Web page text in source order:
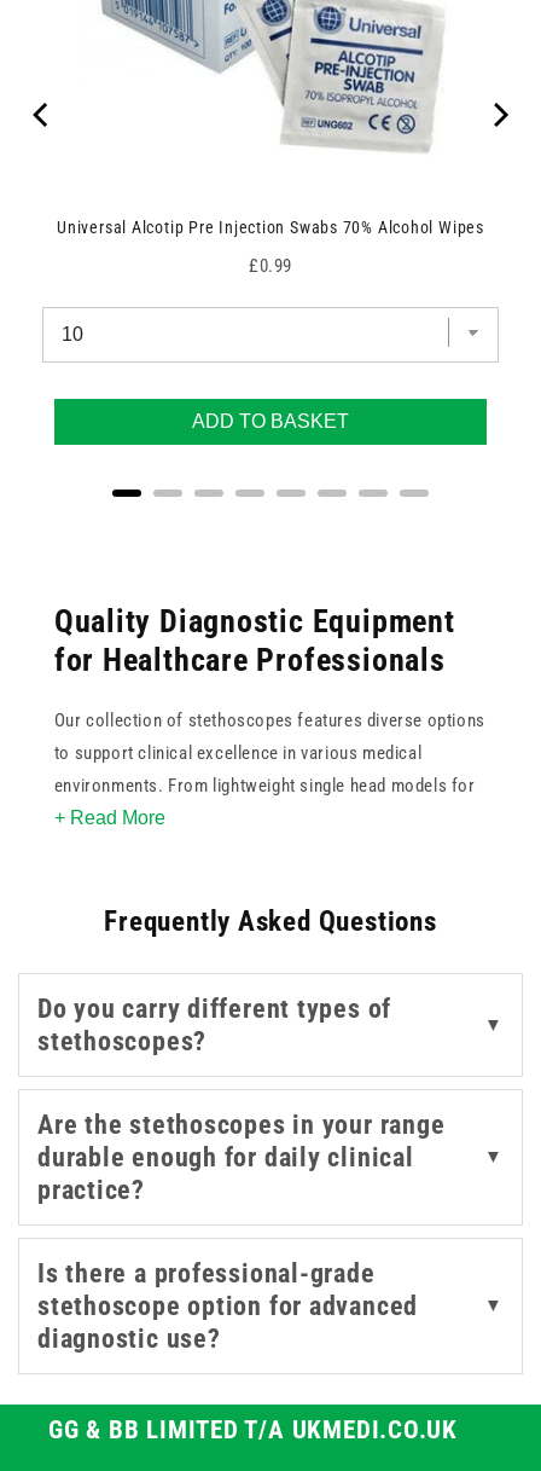
Universal Alcotip Pre Injection Swabs 70% Alcohol Wipes
Price
£0.99
ADD TO BASKET
Quality Diagnostic Equipment
for Healthcare Professionals
Our collection of stethoscopes features diverse options
to support clinical excellence in various medical
environments. From lightweight single head models for
basic assessments to professional Teqler instruments
various colours to personalise your equipment while
care. Whether you require a dual head design for
versatile frequency detection or a classic professional
model for deep auscultation, our range offers
dependable performance for doctors and nurses across
the UK.
+ Read More
Frequently Asked Questions
Do you carry different types of
stethoscopes?
▼
Are the stethoscopes in your range
durable enough for daily clinical
practice?
▼
Is there a professional-grade
stethoscope option for advanced
diagnostic use?
▼
GG & BB LIMITED T/A UKMEDI.CO.UK